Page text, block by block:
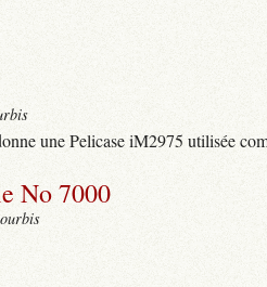
une Pelicase iM2975 utilisée
No 7000